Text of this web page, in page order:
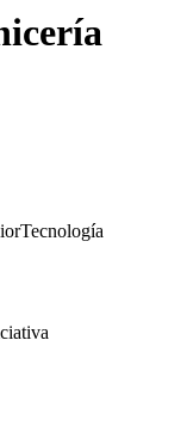
Tecnología